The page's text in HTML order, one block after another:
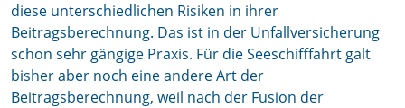
diese unterschiedlichen Risiken in ihrer
Beitragsberechnung. Das ist in der Unfallversicherung
schon sehr gängige Praxis. Für die Seeschifffahrt galt
bisher aber noch eine andere Art der
Beitragsberechnung, weil nach der Fusion der